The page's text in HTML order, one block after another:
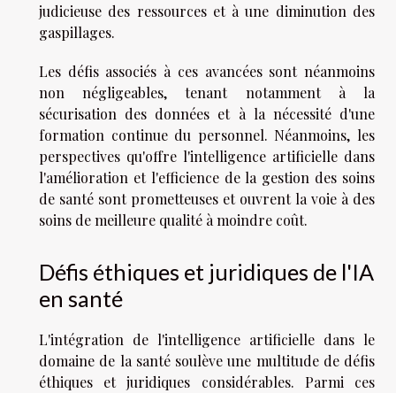
judicieuse des ressources et à une diminution des
gaspillages.
Les défis associés à ces avancées sont néanmoins
non négligeables, tenant notamment à la
sécurisation des données et à la nécessité d'une
formation continue du personnel. Néanmoins, les
perspectives qu'offre l'intelligence artificielle dans
l'amélioration et l'efficience de la gestion des soins
de santé sont prometteuses et ouvrent la voie à des
soins de meilleure qualité à moindre coût.
Défis éthiques et juridiques de l'IA
en santé
L'intégration de l'intelligence artificielle dans le
domaine de la santé soulève une multitude de défis
éthiques et juridiques considérables. Parmi ces